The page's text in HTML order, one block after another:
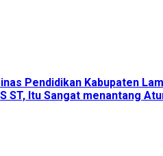
Pendidikan Kabupaten
ST, Itu Sangat menantang